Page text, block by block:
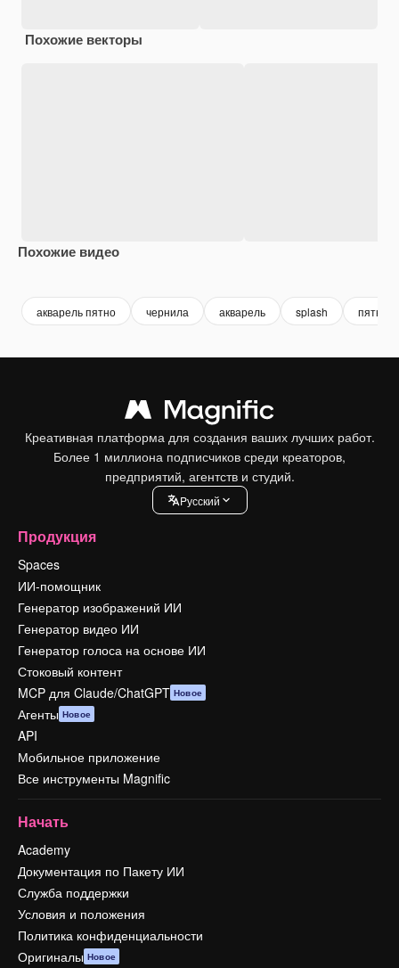
Похожие векторы
Похожие видео
акварель пятно чернила акварель splash пятна
Креативная платформа для создания ваших лучших работ.
Более 1 миллиона подписчиков среди креаторов,
предприятий, агентств и студий.
Pусский
Продукция
Spaces
ИИ-помощник
Генератор изображений ИИ
Генератор видео ИИ
Генератор голоса на основе ИИ
Стоковый контент
MCP для Claude/ChatGPT Новое
Агенты Новое
API
Мобильное приложение
Все инструменты Magnific
Начать
Academy
Документация по Пакету ИИ
Служба поддержки
Условия и положения
Политика конфиденциальности
Оригиналы Новое